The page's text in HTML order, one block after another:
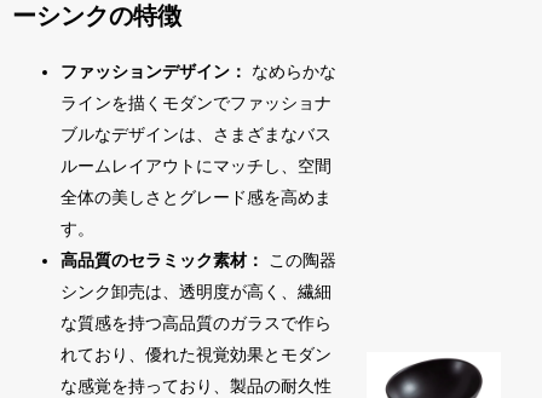
ーシンクの特徴
ファッションデザイン： なめらかな
ラインを描くモダンでファッショナ
ブルなデザインは、さまざまなバス
ルームレイアウトにマッチし、空間
全体の美しさとグレード感を高めま
す。
高品質のセラミック素材：
この陶器
シンク卸売は、透明度が高く、繊細
な質感を持つ高品質のガラスで作ら
れており、優れた視覚効果とモダン
な感覚を持っており、製品の耐久性